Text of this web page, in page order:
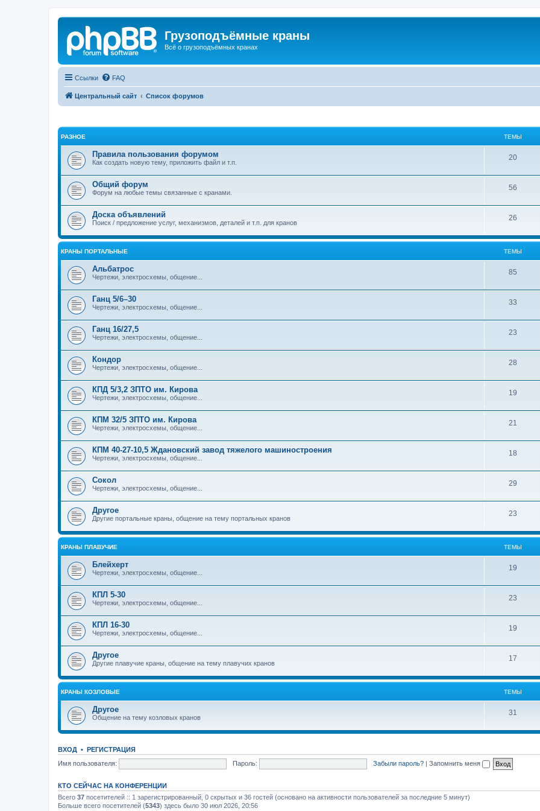
Грузоподъёмные краны
Всё о грузоподъёмных кранах
Ссылки FAQ
Центральный сайт Список форумов
РАЗНОЕ ТЕМЫ
Правила пользования форумом
Как создать новую тему, приложить файл и т.п.
20
Общий форум
Форум на любые темы связанные с кранами.
56
Доска объявлений
Поиск / предложение услуг, механизмов, деталей и т.п. для кранов
26
КРАНЫ ПОРТАЛЬНЫЕ ТЕМЫ
Альбатрос
Чертежи, электросхемы, общение...
85
Ганц 5/6–30
Чертежи, электросхемы, общение...
33
Ганц 16/27,5
Чертежи, электросхемы, общение...
23
Кондор
Чертежи, электросхемы, общение...
28
КПД 5/3,2 ЗПТО им. Кирова
Чертежи, электросхемы, общение...
19
КПМ 32/5 ЗПТО им. Кирова
Чертежи, электросхемы, общение...
21
КПМ 40-27-10,5 Ждановский завод тяжелого машиностроения
Чертежи, электросхемы, общение...
18
Сокол
Чертежи, электросхемы, общение...
29
Другое
Другие портальные краны, общение на тему портальных кранов
23
КРАНЫ ПЛАВУЧИЕ ТЕМЫ
Блейхерт
Чертежи, электросхемы, общение...
19
КПЛ 5-30
Чертежи, электросхемы, общение...
23
КПЛ 16-30
Чертежи, электросхемы, общение...
19
Другое
Другие плавучие краны, общение на тему плавучих кранов
17
КРАНЫ КОЗЛОВЫЕ ТЕМЫ
Другое
Общение на тему козловых кранов
31
ВХОД • РЕГИСТРАЦИЯ
Имя пользователя:
Пароль: Забыли пароль? | Запомнить меня
КТО СЕЙЧАС НА КОНФЕРЕНЦИИ
Всего 37 посетителей :: 1 зарегистрированный, 0 скрытых и 36 гостей (основано на активности пользователей за последние 5 минут)
Больше всего посетителей (5343) здесь было 30 июл 2026, 20:56